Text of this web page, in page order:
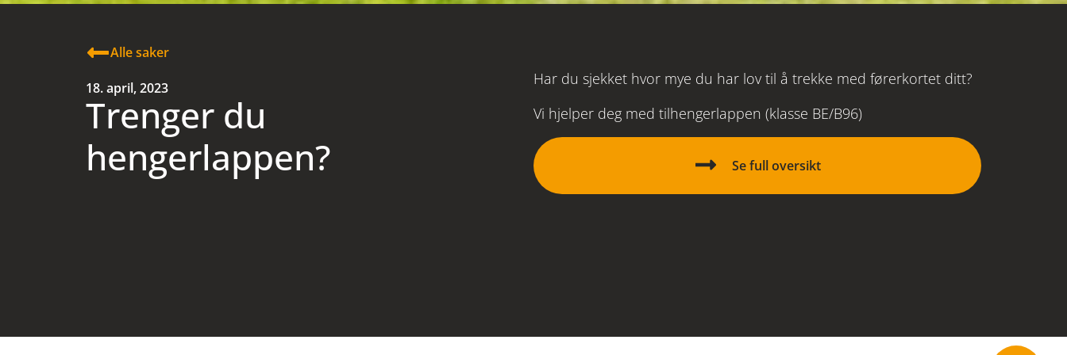
Alle saker
18. april, 2023
Trenger du
hengerlappen?
Har du sjekket hvor mye du har lov til å trekke med førerkortet ditt?
Vi hjelper deg med tilhengerlappen (klasse BE/B96)
Se full oversikt